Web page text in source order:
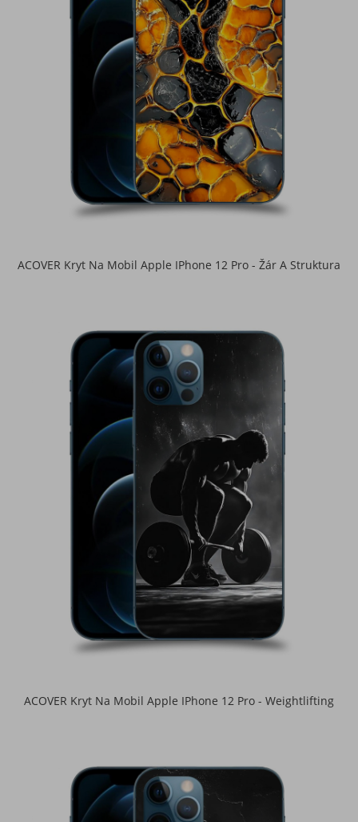
ACOVER Kryt Na Mobil Apple IPhone 12 Pro - Žár A Struktura
ACOVER Kryt Na Mobil Apple IPhone 12 Pro - Weightlifting